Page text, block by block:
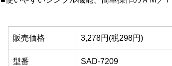
販売価格 3,278円(税298円)
型番 SAD-7209